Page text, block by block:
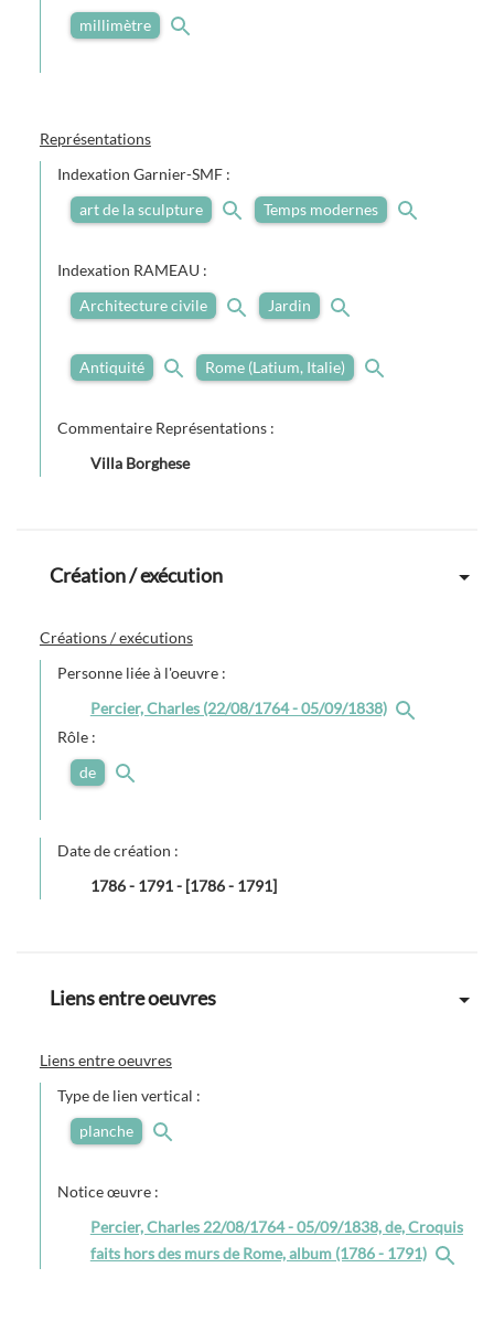
millimètre
Représentations
Indexation Garnier-SMF :
art de la sculpture
Temps modernes
Indexation RAMEAU :
Architecture civile
Jardin
Antiquité Rome (Latium, Italie)
Commentaire Représentations :
Villa Borghese
Création / exécution
Créations / exécutions
Personne liée à l'oeuvre :
Percier, Charles (22/08/1764 - 05/09/1838)
Rôle :
de
Date de création :
1786- 1791- [1786 - 1791]
Liens entre oeuvres
Liens entre oeuvres
Type de lien vertical :
planche
Notice œuvre :
Percier, Charles 22/08/1764 - 05/09/1838, de, Croquis
faits hors des murs de Rome, album (1786 - 1791)